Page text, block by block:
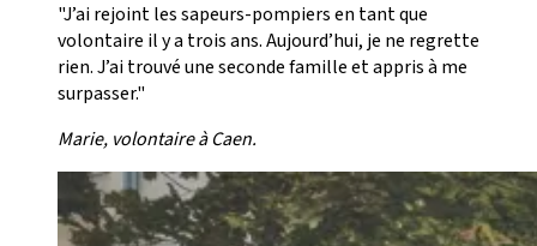
"J’ai rejoint les sapeurs-pompiers en tant que
volontaire il y a trois ans. Aujourd’hui, je ne regrette
rien. J’ai trouvé une seconde famille et appris à me
surpasser."
Marie, volontaire à Caen.